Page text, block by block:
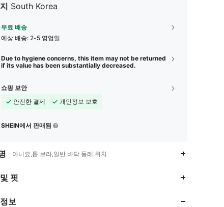
South Korea
무료 배송
예상 배송: 2-5 영업일
Due to hygiene concerns, this item may not be returned
if its value has been substantially decreased.
쇼핑 보안
안전한 결제
개인정보 보호
SHEIN에서 판매됨
아니요,톱 브라,일반 바닥 둘레 위치
핏
보